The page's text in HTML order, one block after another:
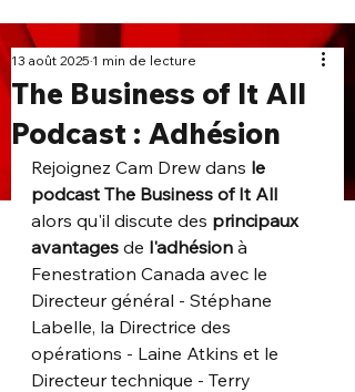
INDUSTRIE
NOUVELLES
Dernières nouvelles dans l'industrie des
portes et fenêtres au Canada
The Business of It All
Podcast : Adhésion
13 août 2025 1 min de lecture
Rejoignez Cam Drew dans le
podcast The Business of It All
alors qu'il discute des principaux
avantages de l'adhésion à
Fenestration Canada avec le
Directeur général - Stéphane
Labelle, la Directrice des
opérations - Laine Atkins et le
Directeur technique - Terry